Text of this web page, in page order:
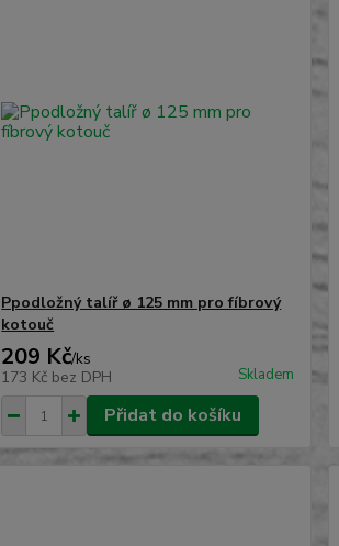
Ppodložný talíř ø 125 mm pro fíbrový
kotouč
209 Kč/ks
173 Kč bez DPH Skladem
Přidat do košíku